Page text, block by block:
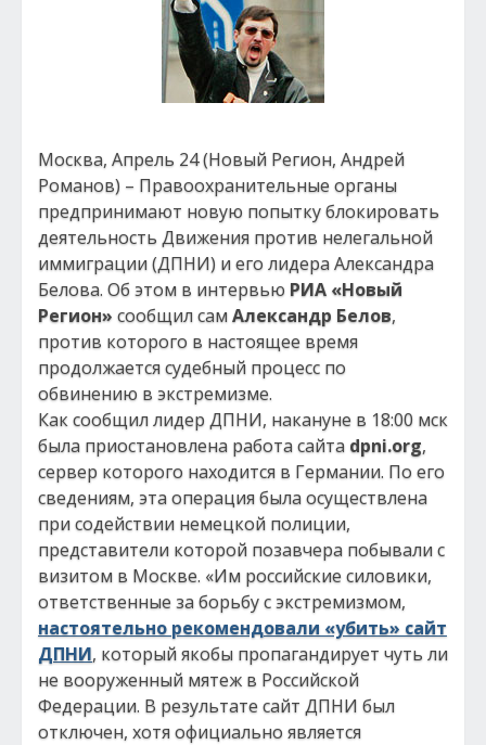
Москва, Апрель 24 (Новый Регион, Андрей
Романов) – Правоохранительные органы
предпринимают новую попытку блокировать
деятельность Движения против нелегальной
иммиграции (ДПНИ) и его лидера Александра
Белова. Об этом в интервью РИА «Новый
Регион» сообщил самАлександр Белов,
против которого в настоящее время
продолжается судебный процесс по
обвинению в экстремизме.
Как сообщил лидер ДПНИ, накануне в 18:00 мск
была приостановлена работа сайта dpni.org,
сервер которого находится в Германии. По его
сведениям, эта операция была осуществлена
при содействии немецкой полиции,
представители которой позавчера побывали с
визитом в Москве. «Им российские силовики,
ответственные за борьбу с экстремизмом,
настоятельно рекомендовали «убить» сайт
ДПНИ, который якобы пропагандирует чуть ли
не вооруженный мятеж в Российской
Федерации. В результате сайт ДПНИ был
отключен, хотя официально является